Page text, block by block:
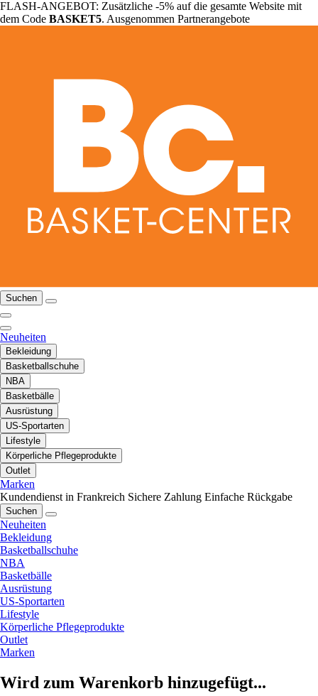
FLASH-ANGEBOT: Zusätzliche -5% auf die gesamte Website mit
dem Code BASKET5. Ausgenommen Partnerangebote
Suchen
Neuheiten
Bekleidung
Basketballschuhe
NBA
Basketbälle
Ausrüstung
US-Sportarten
Lifestyle
Körperliche Pflegeprodukte
Outlet
Marken
Kundendienst in Frankreich Sichere Zahlung Einfache Rückgabe
Suchen
Neuheiten
Bekleidung
Basketballschuhe
NBA
Basketbälle
Ausrüstung
US-Sportarten
Lifestyle
Körperliche Pflegeprodukte
Outlet
Marken
Wird zum Warenkorb hinzugefügt...